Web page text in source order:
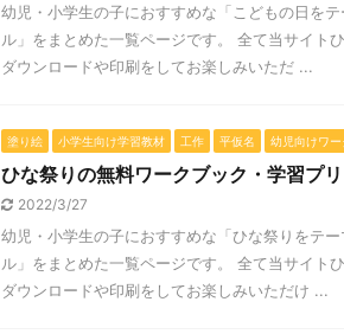
幼児・小学生の子におすすめな「こどもの日を
ル」をまとめた一覧ページです。 全て当サイト
ダウンロードや印刷をしてお楽しみいただ ...
塗り絵 小学生向け学習教材 工作 平仮名 幼児向けワー
ひな祭りの無料ワークブック・学習プ
2022/3/27
幼児・小学生の子におすすめな「ひな祭りをテ
ル」をまとめた一覧ページです。 全て当サイト
ダウンロードや印刷をしてお楽しみいただけ ...